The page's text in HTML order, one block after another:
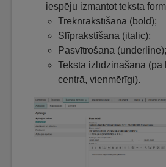
iespēju izmantot teksta
Treknrakstīšana (bold);
Slīprakstīšana (italic);
Pasvītrošana (underline);
Teksta izlīdzināšana (pa
centrā, vienmērīgi).